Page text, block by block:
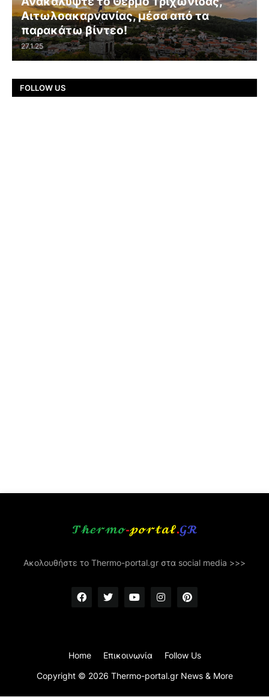
Αιτωλοακαρνανίας, μέσα από τα
παρακάτω βίντεο!
27.1.25
FOLLOW US
Ακολουθήστε το Thermo-portal.gr στα social media >>>
Copyright © 2026 Thermo-portal.gr News & More
Home Επικοινωνία Follow Us